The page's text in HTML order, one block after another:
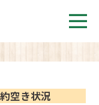
空き状況